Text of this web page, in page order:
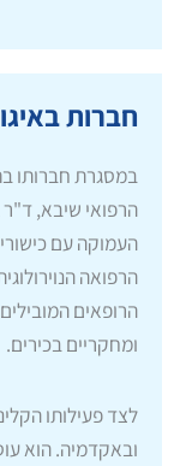
חברות
במסגרת חברותו
הרפואי שיבא,
העמוקה עם
הרפואה
הרופאים
ומחקריים בכירים.
לצד פעילותו
ובאקדמיה. הוא